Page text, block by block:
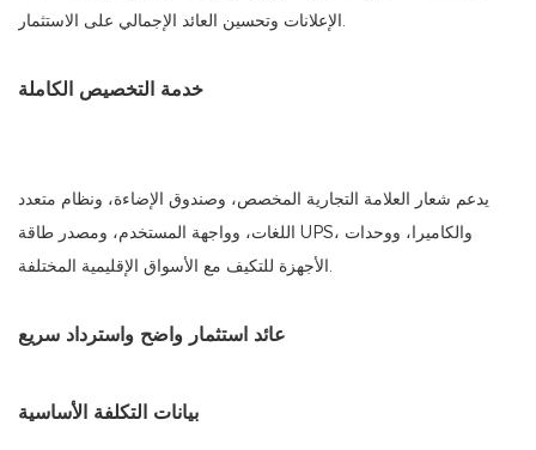
الإعلانات وتحسين العائد الإجمالي على الاستثمار.
خدمة التخصيص الكاملة
يدعم شعار العلامة التجارية المخصص، وصندوق الإضاءة، ونظام متعدد
اللغات، وواجهة المستخدم، ومصدر طاقة UPS، والكاميرا، ووحدات
الأجهزة للتكيف مع الأسواق الإقليمية المختلفة.
عائد استثمار واضح واسترداد سريع
بيانات التكلفة الأساسية